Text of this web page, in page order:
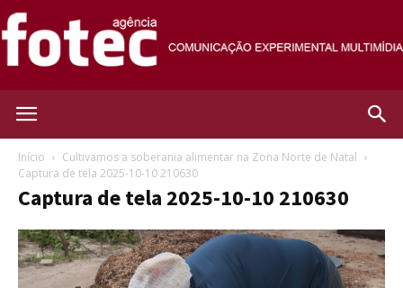
Fotec
Início
Cultivamos a soberania alimentar na Zona Norte de Natal
Captura de tela 2025-10-10 210630
Captura de tela 2025-10-10 210630